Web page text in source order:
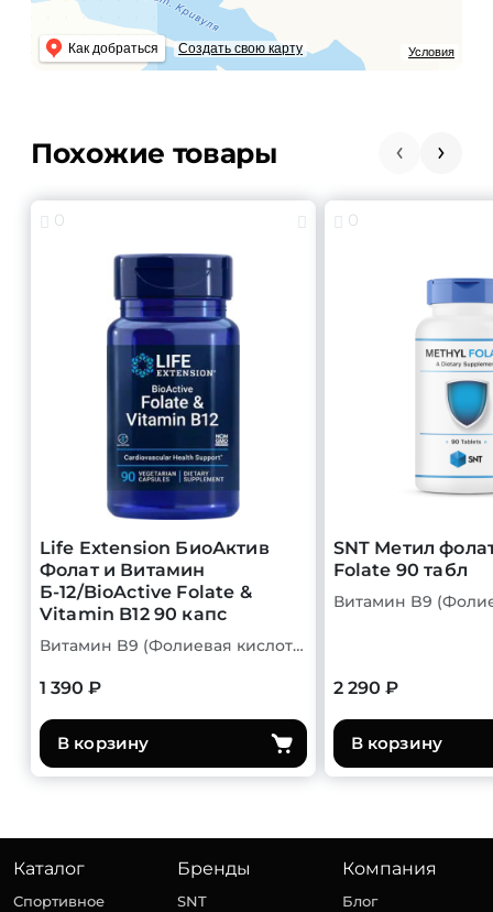
Условия
Как добраться Создать свою карту
Похожие товары
0
Life Extension БиоАктив
Фолат и Витамин
Б-12/BioActive Folate &
Vitamin B12 90 капс
Витамин B9 (Фолиевая кислота)
1 390 ₽
В корзину
0
SNT Метил
Folate 90 табл
2 290 ₽
В корзину
Каталог
Спортивное
Бренды
SNT
Компания
Блог